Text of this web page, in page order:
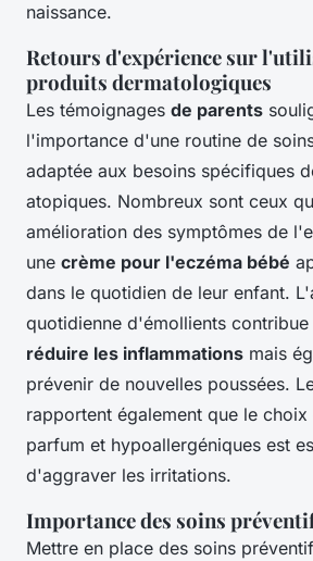
naissance.
Retours d'expérience sur
produits dermatologiques
Les témoignages de parents
l'importance d'une routine de
adaptée aux besoins spécifiques
atopiques. Nombreux sont ceux
amélioration des symptômes de
une crème pour l'eczéma bébé
dans le quotidien de leur enfant.
quotidienne d'émollients contribue
réduire les inflammations mais
prévenir de nouvelles poussées.
rapportent également que le
parfum et hypoallergéniques est
d'aggraver les irritations.
Importance des soins
Mettre en place des soins